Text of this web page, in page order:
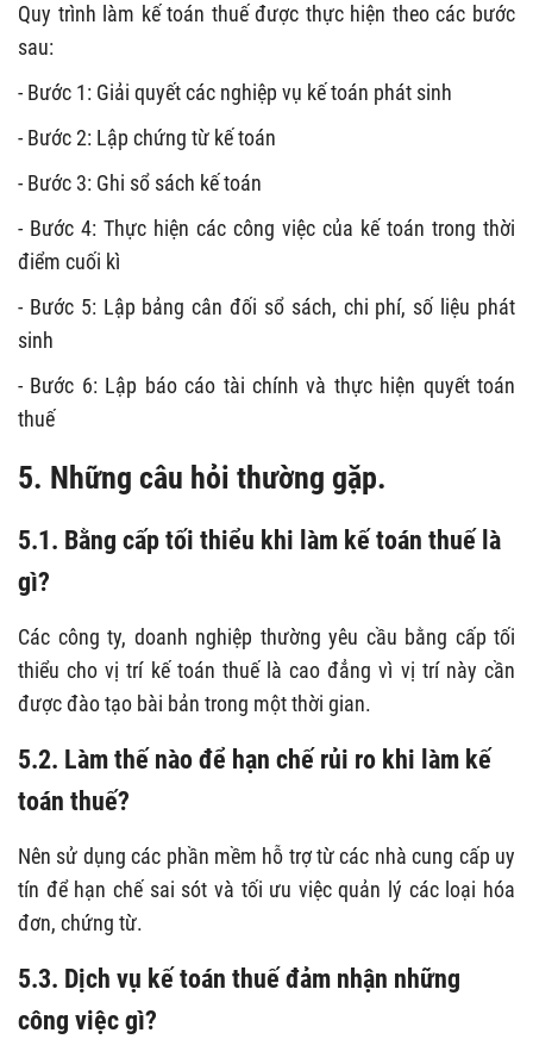
Quy trình làm kế toán thuế được thực hiện theo các bước
sau:
- Bước 1: Giải quyết các nghiệp vụ kế toán phát sinh
- Bước 2: Lập chứng từ kế toán
- Bước 3: Ghi sổ sách kế toán
- Bước 4: Thực hiện các công việc của kế toán trong thời
điểm cuối kì
- Bước 5: Lập bảng cân đối sổ sách, chi phí, số liệu phát
sinh
- Bước 6: Lập báo cáo tài chính và thực hiện quyết toán
thuế
5. Những câu hỏi thường gặp.
5.1. Bằng cấp tối thiểu khi làm kế toán thuế là
gì?
Các công ty, doanh nghiệp thường yêu cầu bằng cấp tối
thiểu cho vị trí kế toán thuế là cao đẳng vì vị trí này cần
được đào tạo bài bản trong một thời gian.
5.2. Làm thế nào để hạn chế rủi ro khi làm kế
toán thuế?
Nên sử dụng các phần mềm hỗ trợ từ các nhà cung cấp uy
tín để hạn chế sai sót và tối ưu việc quản lý các loại hóa
đơn, chứng từ.
5.3. Dịch vụ kế toán thuế đảm nhận những
công việc gì?